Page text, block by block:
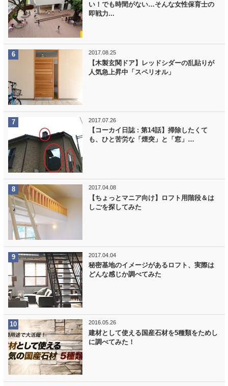
い！でも時間がない…そんな女性保育士の
即戦力...
2017.08.25
【木製玄関ドア】レッドシダーの乱貼りが
人気急上昇中「スペリオル」
2017.07.26
【コーカイ日誌 : 第14話】掃除したくて
も、ひと苦労な「煙突」と「窓」…
2017.04.08
【ちょっとマニア向け】ロフト用階段＆は
しごを探してみた
2017.04.04
秘密基地のイメージがあるロフト、実際は
どんな感じか調べてみた
2016.05.26
建材として使える国産石材を5種類をためし
に調べてみた！